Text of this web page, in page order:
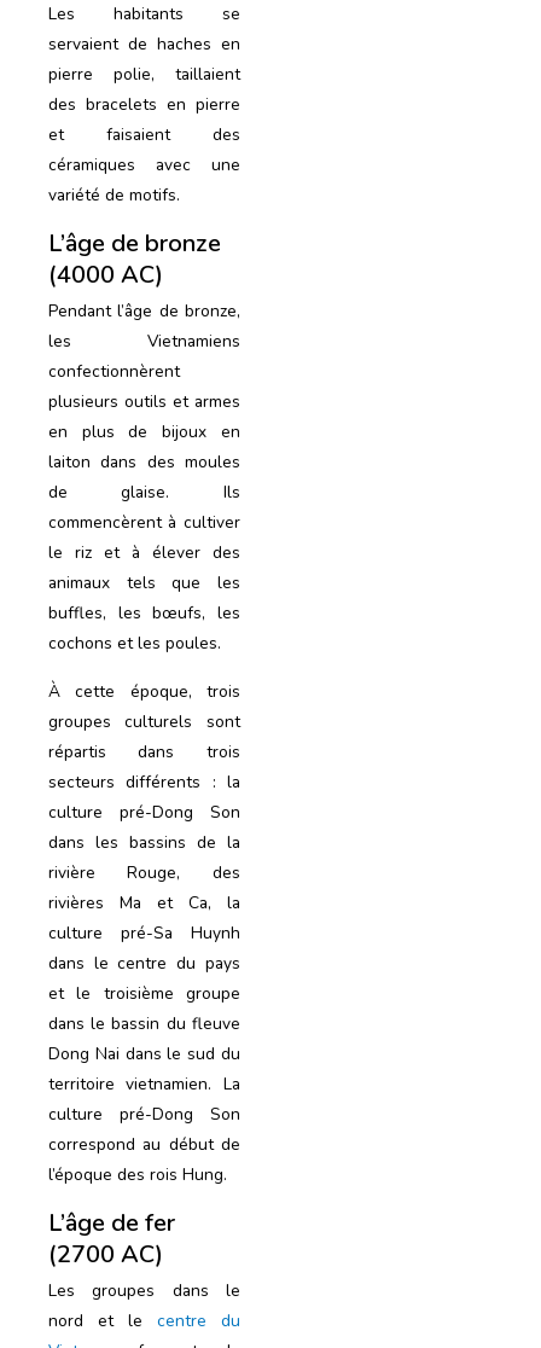
Les habitants se
servaient de haches en
pierre polie, taillaient
des bracelets en pierre
et faisaient des
céramiques avec une
variété de motifs.
L’âge de bronze
(4000 AC)
Pendant l’âge de bronze,
les Vietnamiens
confectionnèrent
plusieurs outils et armes
en plus de bijoux en
laiton dans des moules
de glaise. Ils
commencèrent à cultiver
le riz et à élever des
animaux tels que les
buffles, les bœufs, les
cochons et les poules.
À cette époque, trois
groupes culturels sont
répartis dans trois
secteurs différents : la
culture pré-Dong Son
dans les bassins de la
rivière Rouge, des
rivières Ma et Ca, la
culture pré-Sa Huynh
dans le centre du pays
et le troisième groupe
dans le bassin du fleuve
Dong Nai dans le sud du
territoire vietnamien. La
culture pré-Dong Son
correspond au début de
l’époque des rois Hung.
L’âge de fer
(2700 AC)
Les groupes dans le
nord et le centre du